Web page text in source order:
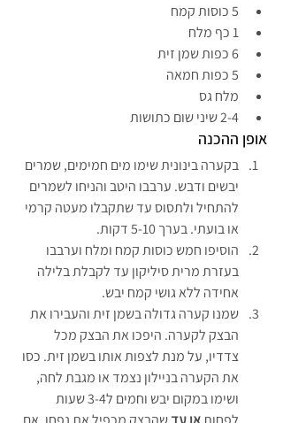
5 כוסות קמח
1 כף מלח
6 כפות שמן זית
5 כפות חמאה
מלח גס
2-4 שיני שום כתושות
אופן ההכנה
בקערה בינונית שימו מים חמימים, שמרים
יבשים ודבש. ערבבו היטב והניחו לשמרים
להתחיל ולתסוס עד שתקבלו מעטה קרמי
או בועתי. בערך 5-10 דקות.
הוסיפו חמש כוסות קמח ומלח וערבבו
בעזרת מרית סיליקון עד לקבלת בלילה
אחידה ללא גושי קמח יבש.
שמנו קערה גדולה בשמן זית והעבירו את
הבצק לקערה. היפכו את הבצק מכל
צדדיו, על מנת לצפות אותו בשמן זית. כסו
את הקערה בניילון נצמד או מגבת לחה,
ושימו במקום יבש וחמים ל3-4 שעות